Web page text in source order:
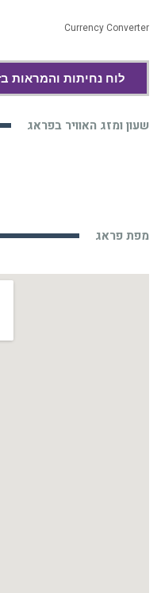
Currency Converter
לוח נחיתות והמראות
שעון ומזג האוויר בפראג
מפת פראג